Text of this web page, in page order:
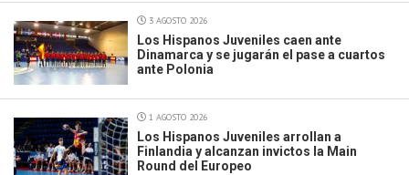
3 AGOSTO 2026
Los Hispanos Juveniles caen ante
Dinamarca y se jugarán el pase a cuartos
ante Polonia
1 AGOSTO 2026
Los Hispanos Juveniles arrollan a
Finlandia y alcanzan invictos la Main
Round del Europeo